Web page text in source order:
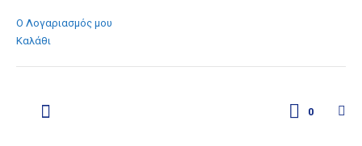
Ο Λογαριασμός μου
Καλάθι
0